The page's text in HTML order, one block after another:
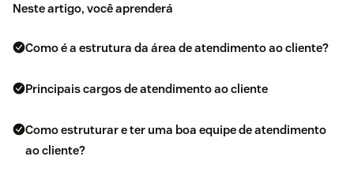
Neste artigo, você aprenderá
Como é a estrutura da área de atendimento ao cliente?
Principais cargos de atendimento ao cliente
Como estruturar e ter uma boa equipe de atendimento
ao cliente?